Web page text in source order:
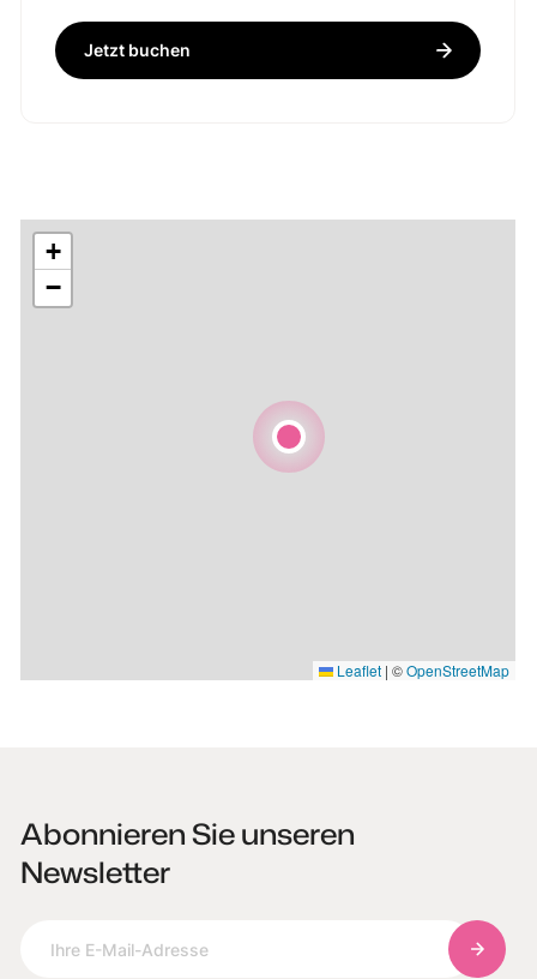
Jetzt buchen
+
−
Leaflet | ©OpenStreetMap
Abonnieren Sie unseren
Newsletter